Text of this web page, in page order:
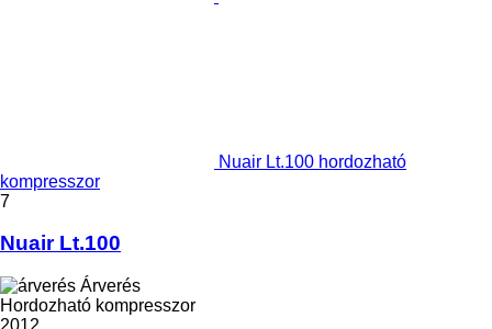
Nuair Lt.100 hordozható
kompresszor
7
Nuair Lt.100
Árverés
Hordozható kompresszor